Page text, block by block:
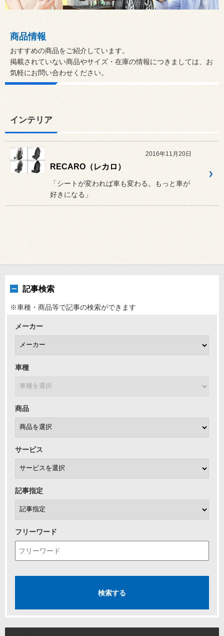
商品情報
おすすめの商品をご紹介しています。
掲載されていない商品やサイズ・在庫の情報につきましては、お
気軽にお問い合わせください。
インテリア
2016年11月20日
RECARO（レカロ）
「シートが変われば車も変わる。もっと車が
好きになる」
記事検索
※車種・商品等で記事の検索ができます
メーカー
車種
商品
サービス
記事指定
フリーワード